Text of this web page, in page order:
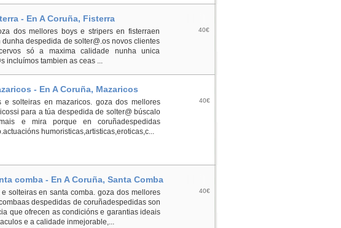
- En A Coruña, Fisterra
dos mellores boys e stripers en fisterraen
despedida de solter@.os novos clientes
só a maxima calidade nunha unica
incluímos tambien as ceas ...
40€
- En A Coruña, Mazaricos
e solteiras en mazaricos. goza dos mellores
para a túa despedida de solter@ búscalo
e mira porque en coruñadespedidas
humoristicas,artisticas,eroticas,c...
40€
comba - En A Coruña, Santa Comba
solteiras en santa comba. goza dos mellores
despedidas de coruñadespedidas son
que ofrecen as condicións e garantias ideais
e a calidade inmejorable,...
40€